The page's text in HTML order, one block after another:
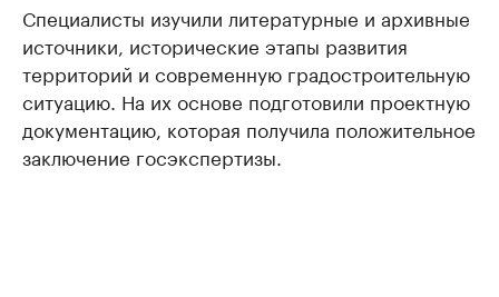
Специалисты изучили литературные и архивные
источники, исторические этапы развития
территорий и современную градостроительную
ситуацию. На их основе подготовили проектную
документацию, которая получила положительное
заключение госэкспертизы.